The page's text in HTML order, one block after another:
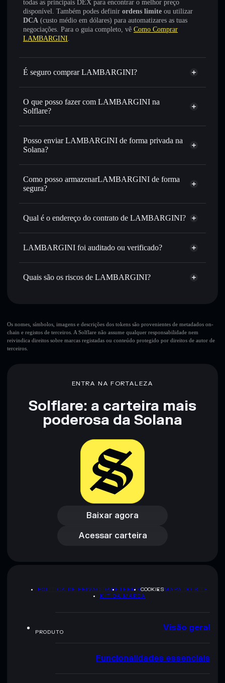
todas as principais DEX para encontrar o melhor preço
disponível. Também podes definir ordens limite ou utilizar
DCA (custo médio em dólares) para automatizares as tuas
negociações. Para o guia completo, vê Como Comprar
LAMBARGINI.
É seguro comprar LAMBARGINI?
LAMBARGINI não está verificado
O que posso fazer com LAMBARGINI na
Solflare?
LAMBARGINI
Carteira Solflare
Trocar instantaneamente— trocar LAA por SOL, USDC
ou milhares de outros tokens Solana com encaminhamento
disponível
Definir ordens limite— automatizar transações ao teu
preço-alvo para LAA
Utilizar DCA— investir de forma faseada ao longo do
Enviar de forma privada
publicamente as carteiras usando o Agregador de
volume, capitalização de mercado e liquidez de LAA
Manter em segurança— guardar LAA numa carteira não-
Posso enviar LAMBARGINI de forma privada na
Solana?
Agregador de Privacidade
Como posso armazenarLAMBARGINI de forma
segura?
LAMBARGINI
Agregador de Privacidade
Qual é o endereço do contrato de LAMBARGINI?
LAMBARGINI
Solflare
LAMBARGINI foi auditado ou verificado?
LAMBARGINI não está verificado
Quais são os riscos de LAMBARGINI?
10 principais carteiras
LAMBARGINI
única carteira
Aviso legal: Esta informação é apenas para fins educativos e
não constitui aconselhamento financeiro. Faz sempre a tua
Os nomes, símbolos, imagens e descrições dos tokens são provenientes de metadados on-
chain e registos de terceiros. A Solflare não assume qualquer responsabilidade nem
reivindica direitos sobre marcas registadas ou conteúdo protegido por direitos de autor de
terceiros.
ENTRA NA FORTALEZA
Solflare: a carteira mais
poderosa da Solana
Baixar agora
Baixar agora
Acessar carteira
Acessar carteira
POLÍTICA DE PRIVACIDADETERMSCOOKIESMAPA DO SITE
KIT DA MARCA
PRODUTO Visão geral
Funcionalidades essenciais